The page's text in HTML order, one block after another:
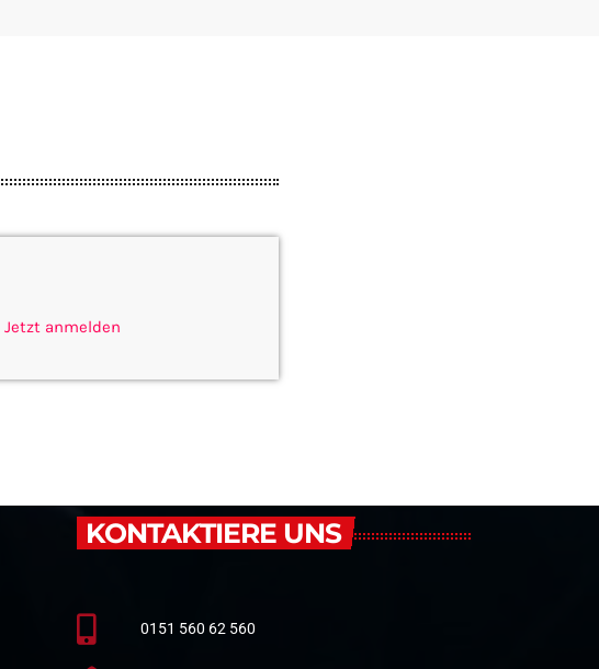
Jetzt anmelden
KONTAKTIERE UNS
0151 560 62 560